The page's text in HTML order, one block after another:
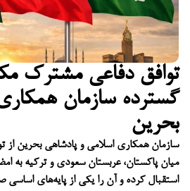
توافق دفاعی مشترک
گسترده سازمان
بحرین
سازمان همکاری اسلامی و پادشاهی بحرین
میان پاکستان، عربستان سعودی و ترکیه به
استقبال کرده و آن را یکی از پایه‌های اساسی